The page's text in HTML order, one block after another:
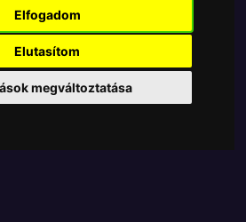
Elfogadom
Elutasítom
megváltoztatása
másokkal!